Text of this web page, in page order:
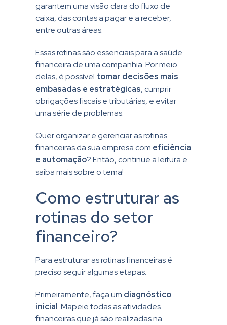
garantem uma visão clara do fluxo de
caixa, das contas a pagar e a receber,
entre outras áreas.
Essas rotinas são essenciais para a saúde
financeira de uma companhia. Por meio
delas, é possível tomar decisões mais
embasadas e estratégicas, cumprir
obrigações fiscais e tributárias, e evitar
uma série de problemas.
Quer organizar e gerenciar as rotinas
financeiras da sua empresa com eficiência
e automação? Então, continue a leitura e
saiba mais sobre o tema!
Como estruturar as
rotinas do setor
financeiro?
Para estruturar as rotinas financeiras é
preciso seguir algumas etapas.
Primeiramente, faça um diagnóstico
inicial. Mapeie todas as atividades
financeiras que já são realizadas na